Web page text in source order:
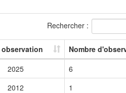
Rechercher :
observation
Nombre
2025
6
2012
1